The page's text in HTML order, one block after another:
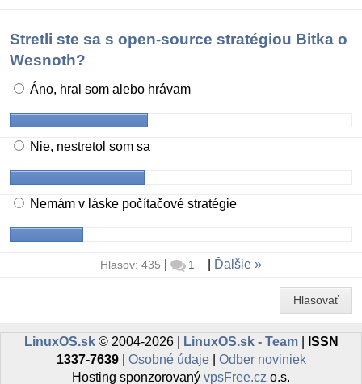
Stretli ste sa s open-source stratégiou Bitka o
Wesnoth?
Áno, hral som alebo hrávam
Nie, nestretol som sa
Nemám v láske počítačové stratégie
Hlasov: 435 1 Ďalšie
Hlasovať
LinuxOS.sk© 2004-2026 | LinuxOS.sk - Team|
ISSN
1337-7639| Osobné údaje| Odber noviniek
Hosting sponzorovaný vpsFree.cz o.s.